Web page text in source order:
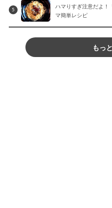
5
ハマりすぎ注意だよ！
マ簡単レシピ
もっ